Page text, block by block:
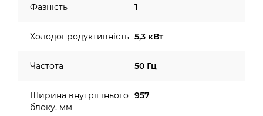
Фазність 1
Холодопродуктивність 5,3 кВт
Частота 50 Гц
Ширина внутрішнього
блоку, мм
957